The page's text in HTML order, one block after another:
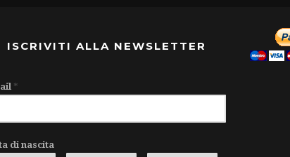
ISCRIVITI ALLA NEWSLETTER
*
di nascita